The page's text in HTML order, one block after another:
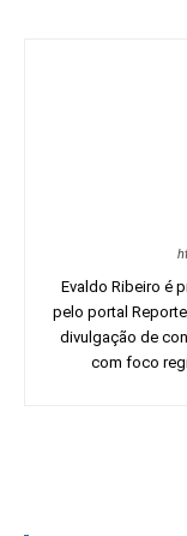
Evaldo Ribeiro é
pelo portal
divulgação de
com foco